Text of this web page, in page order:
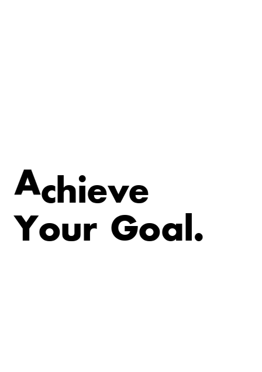
Achieve
Your Goal.